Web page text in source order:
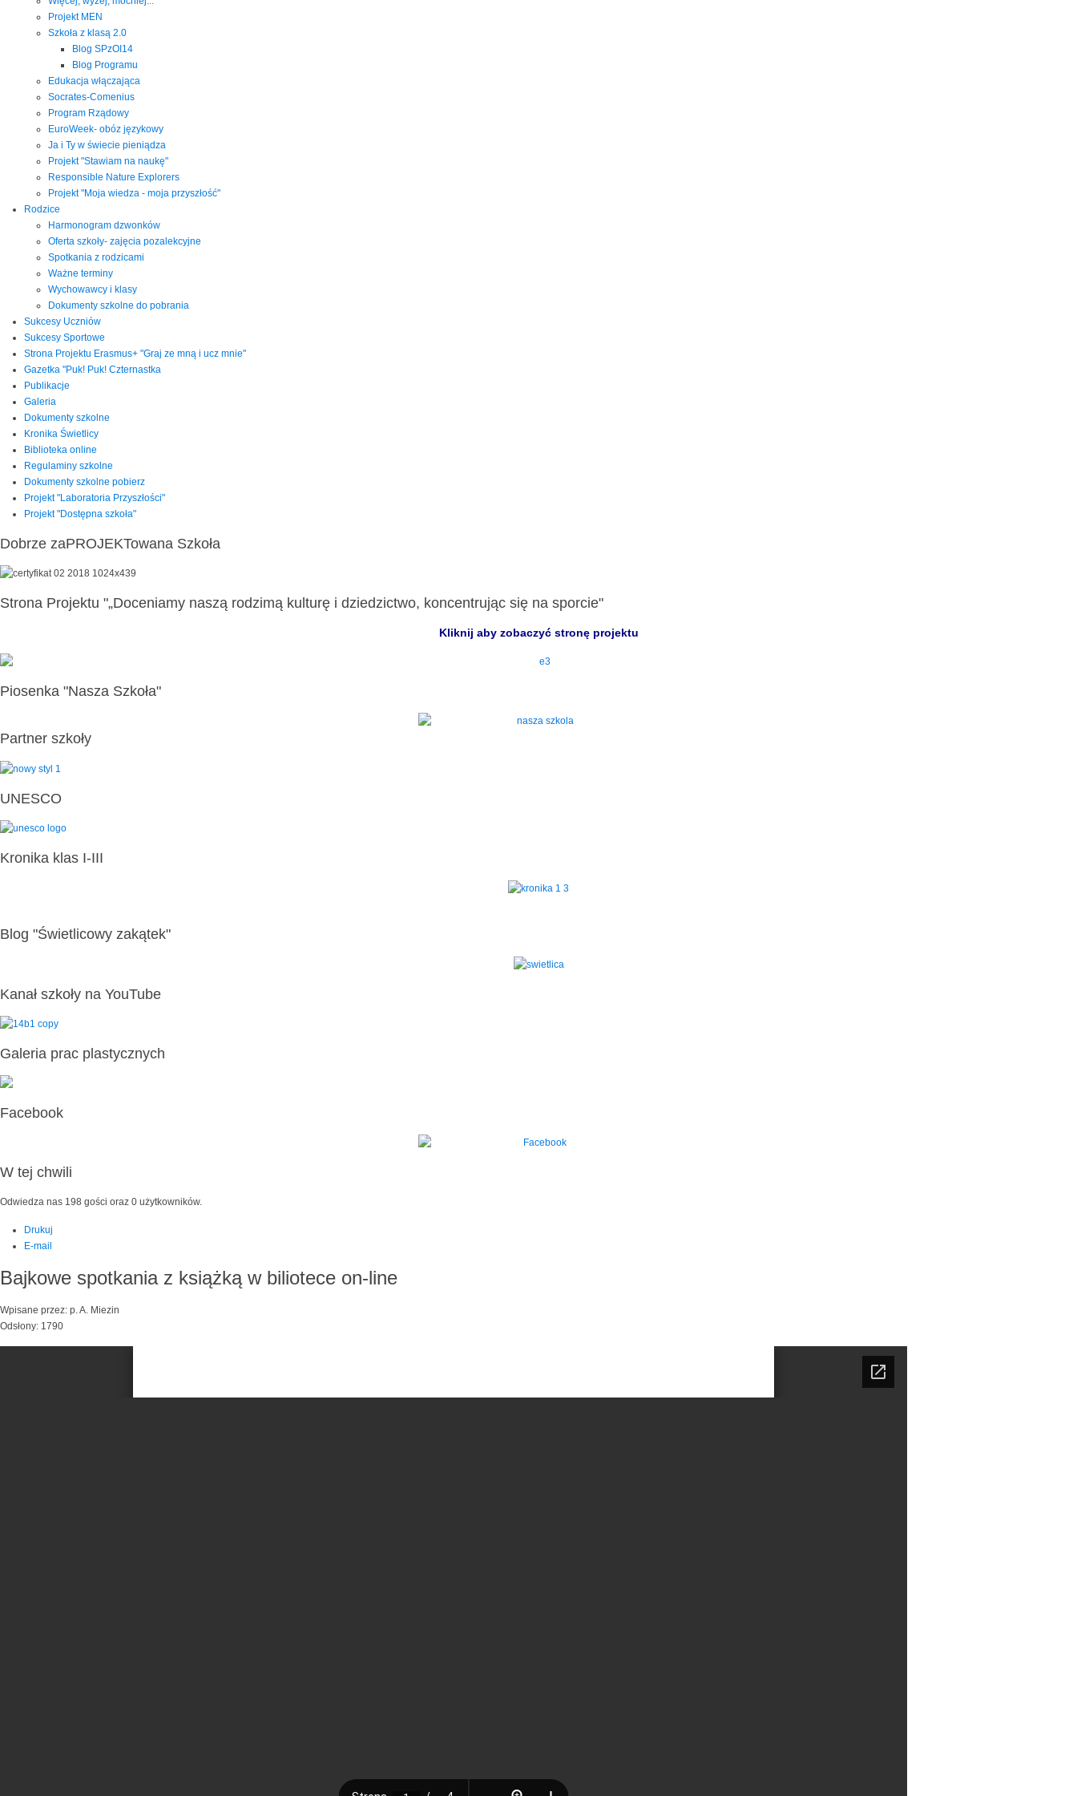
Projekt MEN
Szkoła z klasą 2.0
Blog SPzOI14
Blog Programu
Edukacja włączająca
Socrates-Comenius
Program Rządowy
EuroWeek- obóz językowy
Ja i Ty w świecie pieniądza
Projekt "Stawiam na naukę"
Responsible Nature Explorers
Projekt "Moja wiedza - moja przyszłość"
Rodzice
Harmonogram dzwonków
Oferta szkoły- zajęcia pozalekcyjne
Spotkania z rodzicami
Ważne terminy
Wychowawcy i klasy
Dokumenty szkolne do pobrania
Sukcesy Uczniów
Sukcesy Sportowe
Strona Projektu Erasmus+ "Graj ze mną i ucz mnie"
Gazetka "Puk! Puk! Czternastka
Publikacje
Galeria
Dokumenty szkolne
Kronika Świetlicy
Biblioteka online
Regulaminy szkolne
Dokumenty szkolne pobierz
Projekt "Laboratoria Przyszłości"
Projekt "Dostępna szkoła"
Dobrze zaPROJEKTowana Szkoła
Strona Projektu "„Doceniamy naszą rodzimą kulturę i dziedzictwo, koncentrując się na sporcie"
Kliknij aby zobaczyć stronę projektu
Piosenka "Nasza Szkoła"
Partner szkoły
UNESCO
Kronika klas I-III
Blog "Świetlicowy zakątek"
Kanał szkoły na YouTube
Galeria prac plastycznych
Facebook
W tej chwili
Odwiedza nas 198 gości oraz 0 użytkowników.
Drukuj
E-mail
Bajkowe spotkania z książką w biliotece on-line
Wpisane przez: p. A. Miezin
Odsłony: 1790